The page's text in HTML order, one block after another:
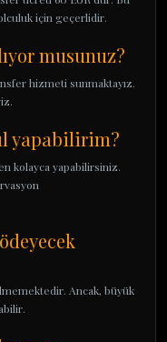
için geçerlidir.
musunuz?
hizmeti sunmaktayız.
yapabilirim?
kolayca yapabilirsiniz.
Ancak, büyük